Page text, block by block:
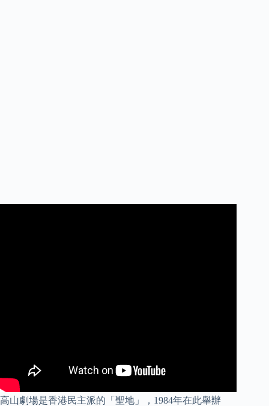
高山劇場是香港民主派的「聖地」，1984年在此舉辦